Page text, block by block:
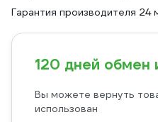
Гарантия производителя 24
120 дней обмен
Вы можете вернуть
использован